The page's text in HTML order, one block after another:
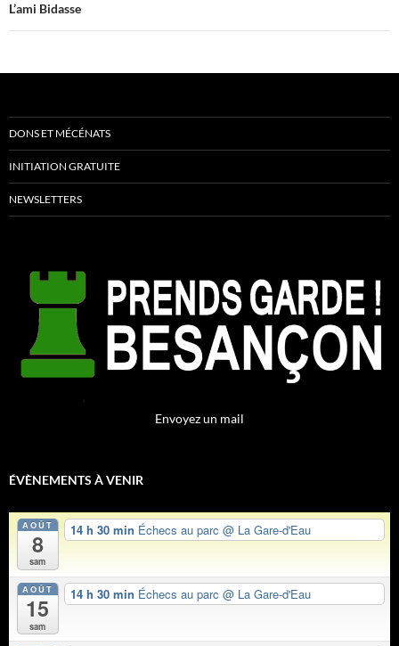
L’ami Bidasse
DONS ET MÉCÉNATS
INITIATION GRATUITE
NEWSLETTERS
Envoyez un mail
ÉVÈNEMENTS À VENIR
AOÛT
8
sam
14 h 30 min Échecs au parc @ La Gare-d'Eau
AOÛT
15
sam
14 h 30 min Échecs au parc @ La Gare-d'Eau